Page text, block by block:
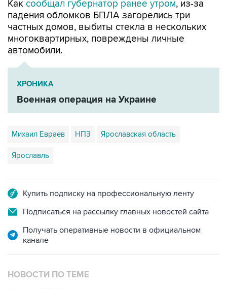
Как сообщал губернатор ранее утром, из-за
падения обломков БПЛА загорелись три
частных домов, выбиты стекла в нескольких
многоквартирных, повреждены личные
автомобили.
ХРОНИКА
Военная операция на Украине
Михаил Евраев НПЗ Ярославская область
Ярославль
Купить подписку на профессиональную ленту
Подписаться на рассылку главных новостей сайта
Получать оперативные новости в официальном
канале
НОВОСТИ ПО ТЕМЕ